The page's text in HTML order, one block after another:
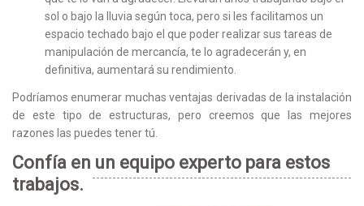
sol o bajo la lluvia según toca, pero si les facilitamos un
espacio techado bajo el que poder realizar sus tareas de
manipulación de mercancía, te lo agradecerán y, en
definitiva, aumentará su rendimiento.
Podríamos enumerar muchas ventajas derivadas de la instalación
de este tipo de estructuras, pero creemos que las mejores
razones las puedes tener tú.
Confía en un equipo experto para estos
trabajos.